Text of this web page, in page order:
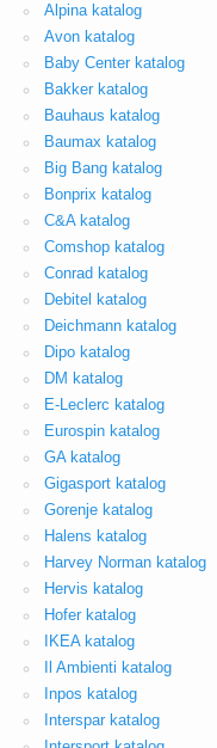
Alpina katalog
Avon katalog
Baby Center katalog
Bakker katalog
Bauhaus katalog
Baumax katalog
Big Bang katalog
Bonprix katalog
C&A katalog
Comshop katalog
Conrad katalog
Debitel katalog
Deichmann katalog
Dipo katalog
DM katalog
E-Leclerc katalog
Eurospin katalog
GA katalog
Gigasport katalog
Gorenje katalog
Halens katalog
Harvey Norman katalog
Hervis katalog
Hofer katalog
IKEA katalog
Il Ambienti katalog
Inpos katalog
Interspar katalog